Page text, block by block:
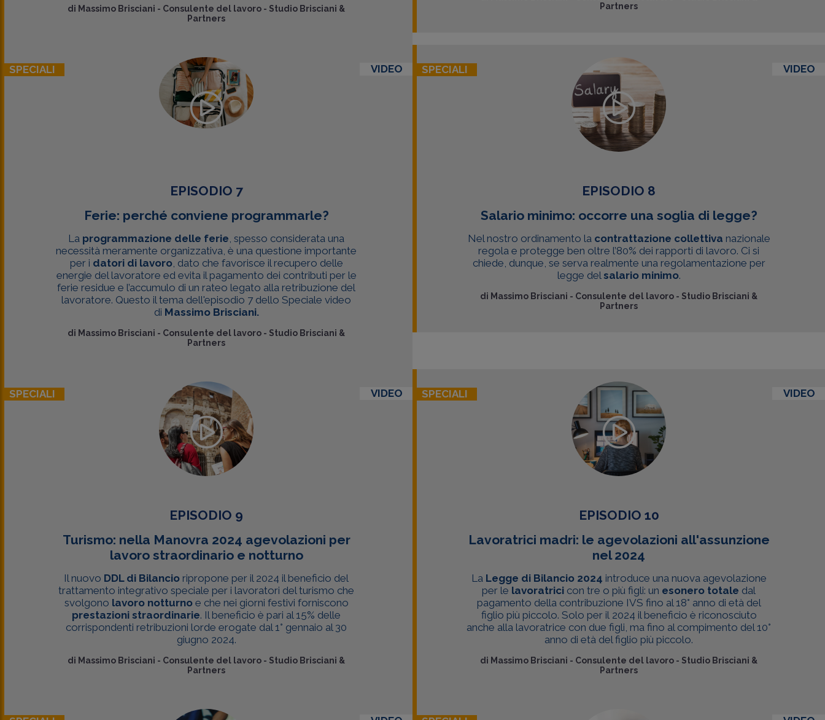
di Massimo Brisciani - Consulente del lavoro - Studio Brisciani &
Partners
Partners
SPECIALI VIDEO
EPISODIO 7
Ferie: perché conviene programmarle?
La programmazione delle ferie, spesso considerata una
necessità meramente organizzativa, è una questione importante
per i datori di lavoro, dato che favorisce il recupero delle
energie del lavoratore ed evita il pagamento dei contributi per le
ferie residue e l’accumulo di un rateo legato alla retribuzione del
lavoratore. Questo il tema dell'episodio 7 dello Speciale video
di Massimo Brisciani.
di Massimo Brisciani - Consulente del lavoro - Studio Brisciani &
Partners
SPECIALI VIDEO
EPISODIO 8
Salario minimo: occorre una soglia di legge?
Nel nostro ordinamento la contrattazione collettiva nazionale
regola e protegge ben oltre l’80% dei rapporti di lavoro. Ci si
chiede, dunque, se serva realmente una regolamentazione per
legge delsalario minimo.
di Massimo Brisciani - Consulente del lavoro - Studio Brisciani &
Partners
SPECIALI VIDEO
EPISODIO 9
Turismo: nella Manovra 2024 agevolazioni per
lavoro straordinario e notturno
Il nuovo DDL di Bilancio ripropone per il 2024 il beneficio del
trattamento integrativo speciale per i lavoratori del turismo che
svolgono lavoro notturnoe che nei giorni festivi forniscono
prestazioni straordinarie. Il beneficio è pari al 15% delle
corrispondenti retribuzioni lorde erogate dal 1° gennaio al 30
giugno 2024.
di Massimo Brisciani - Consulente del lavoro - Studio Brisciani &
Partners
SPECIALI VIDEO
EPISODIO 10
Lavoratrici madri: le agevolazioni all'assunzione
nel 2024
La Legge di Bilancio 2024 introduce una nuova agevolazione
per le lavoratrici con tre o più figli: un esonero totale dal
pagamento della contribuzione IVS fino al 18° anno di età del
figlio più piccolo. Solo per il 2024 il beneficio è riconosciuto
anche alla lavoratrice con due figli, ma fino al compimento del 10°
anno di età del figlio più piccolo.
di Massimo Brisciani - Consulente del lavoro - Studio Brisciani &
Partners